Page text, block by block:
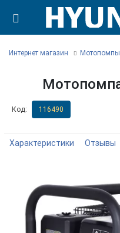
Интернет магазин Мотопомпы
Код: 116490
Характеристики Отзывы